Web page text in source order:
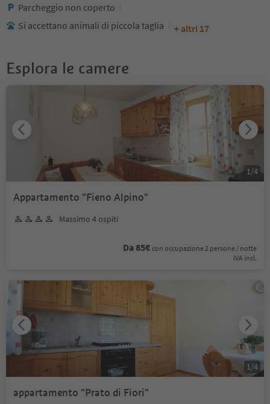
Parcheggio non coperto
Si accettano animali di piccola taglia
+ altri 17
Esplora le camere
Appartamento "Fieno Alpino"
Massimo 4 ospiti
Da 85€ con occupazione 2 persone / notte
IVA incl.
1 /4
appartamento "Prato di Fiori"
1 /4